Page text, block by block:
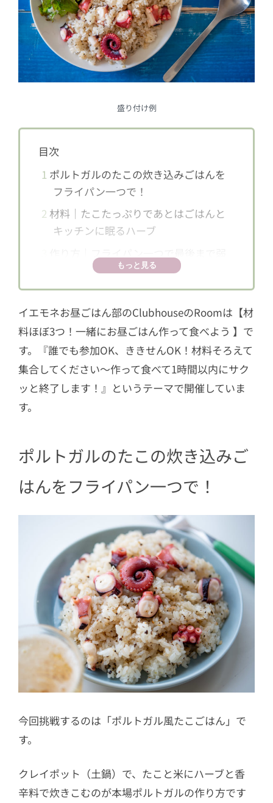
盛り付け例
目次
1 ポルトガルのたこの炊き込みごはんを
フライパン一つで！
2 材料｜たこたっぷりであとはごはんと
キッチンに眠るハーブ
火です！
4さて、声だけのコミュニケーションで
作ったできばえは！？
もっと見る
イエモネお昼ごはん部のClubhouseのRoomは【材
料ほぼ3つ！一緒にお昼ごはん作って食べよう 】で
す。『誰でも参加OK、ききせんOK！材料そろえて
集合してください〜作って食べて1時間以内にサク
ッと終了します！』というテーマで開催していま
す。
ポルトガルのたこの炊き込みご
はんをフライパン一つで！
今回挑戦するのは「ポルトガル風たこごはん」で
す。
クレイポット（土鍋）で、たこと米にハーブと香
辛料で炊きこむのが本場ポルトガルの作り方です